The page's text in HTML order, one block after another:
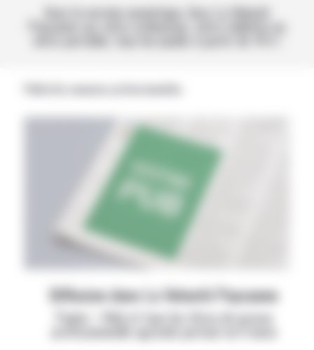
Avec la version numérique, lisez La Volonté
Paysanne sur votre ordinateur, votre tablette ou
Diffusion dans La Volonté Paysanne
Papier + Web et tous les titres de presse